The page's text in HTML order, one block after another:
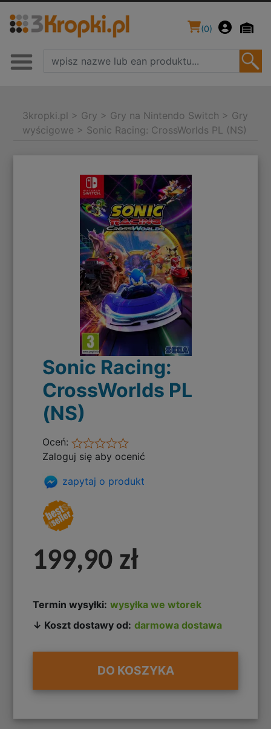
(0)
3kropki.pl > Gry > Gry na Nintendo Switch > Gry
wyścigowe > Sonic Racing: CrossWorlds PL (NS)
Sonic Racing:
CrossWorlds PL
(NS)
Oceń:
Zaloguj się aby ocenić
zapytaj o produkt
199,90 zł
Termin wysyłki: wysyłka we wtorek
↓ Koszt dostawy od: darmowa dostawa
DO KOSZYKA